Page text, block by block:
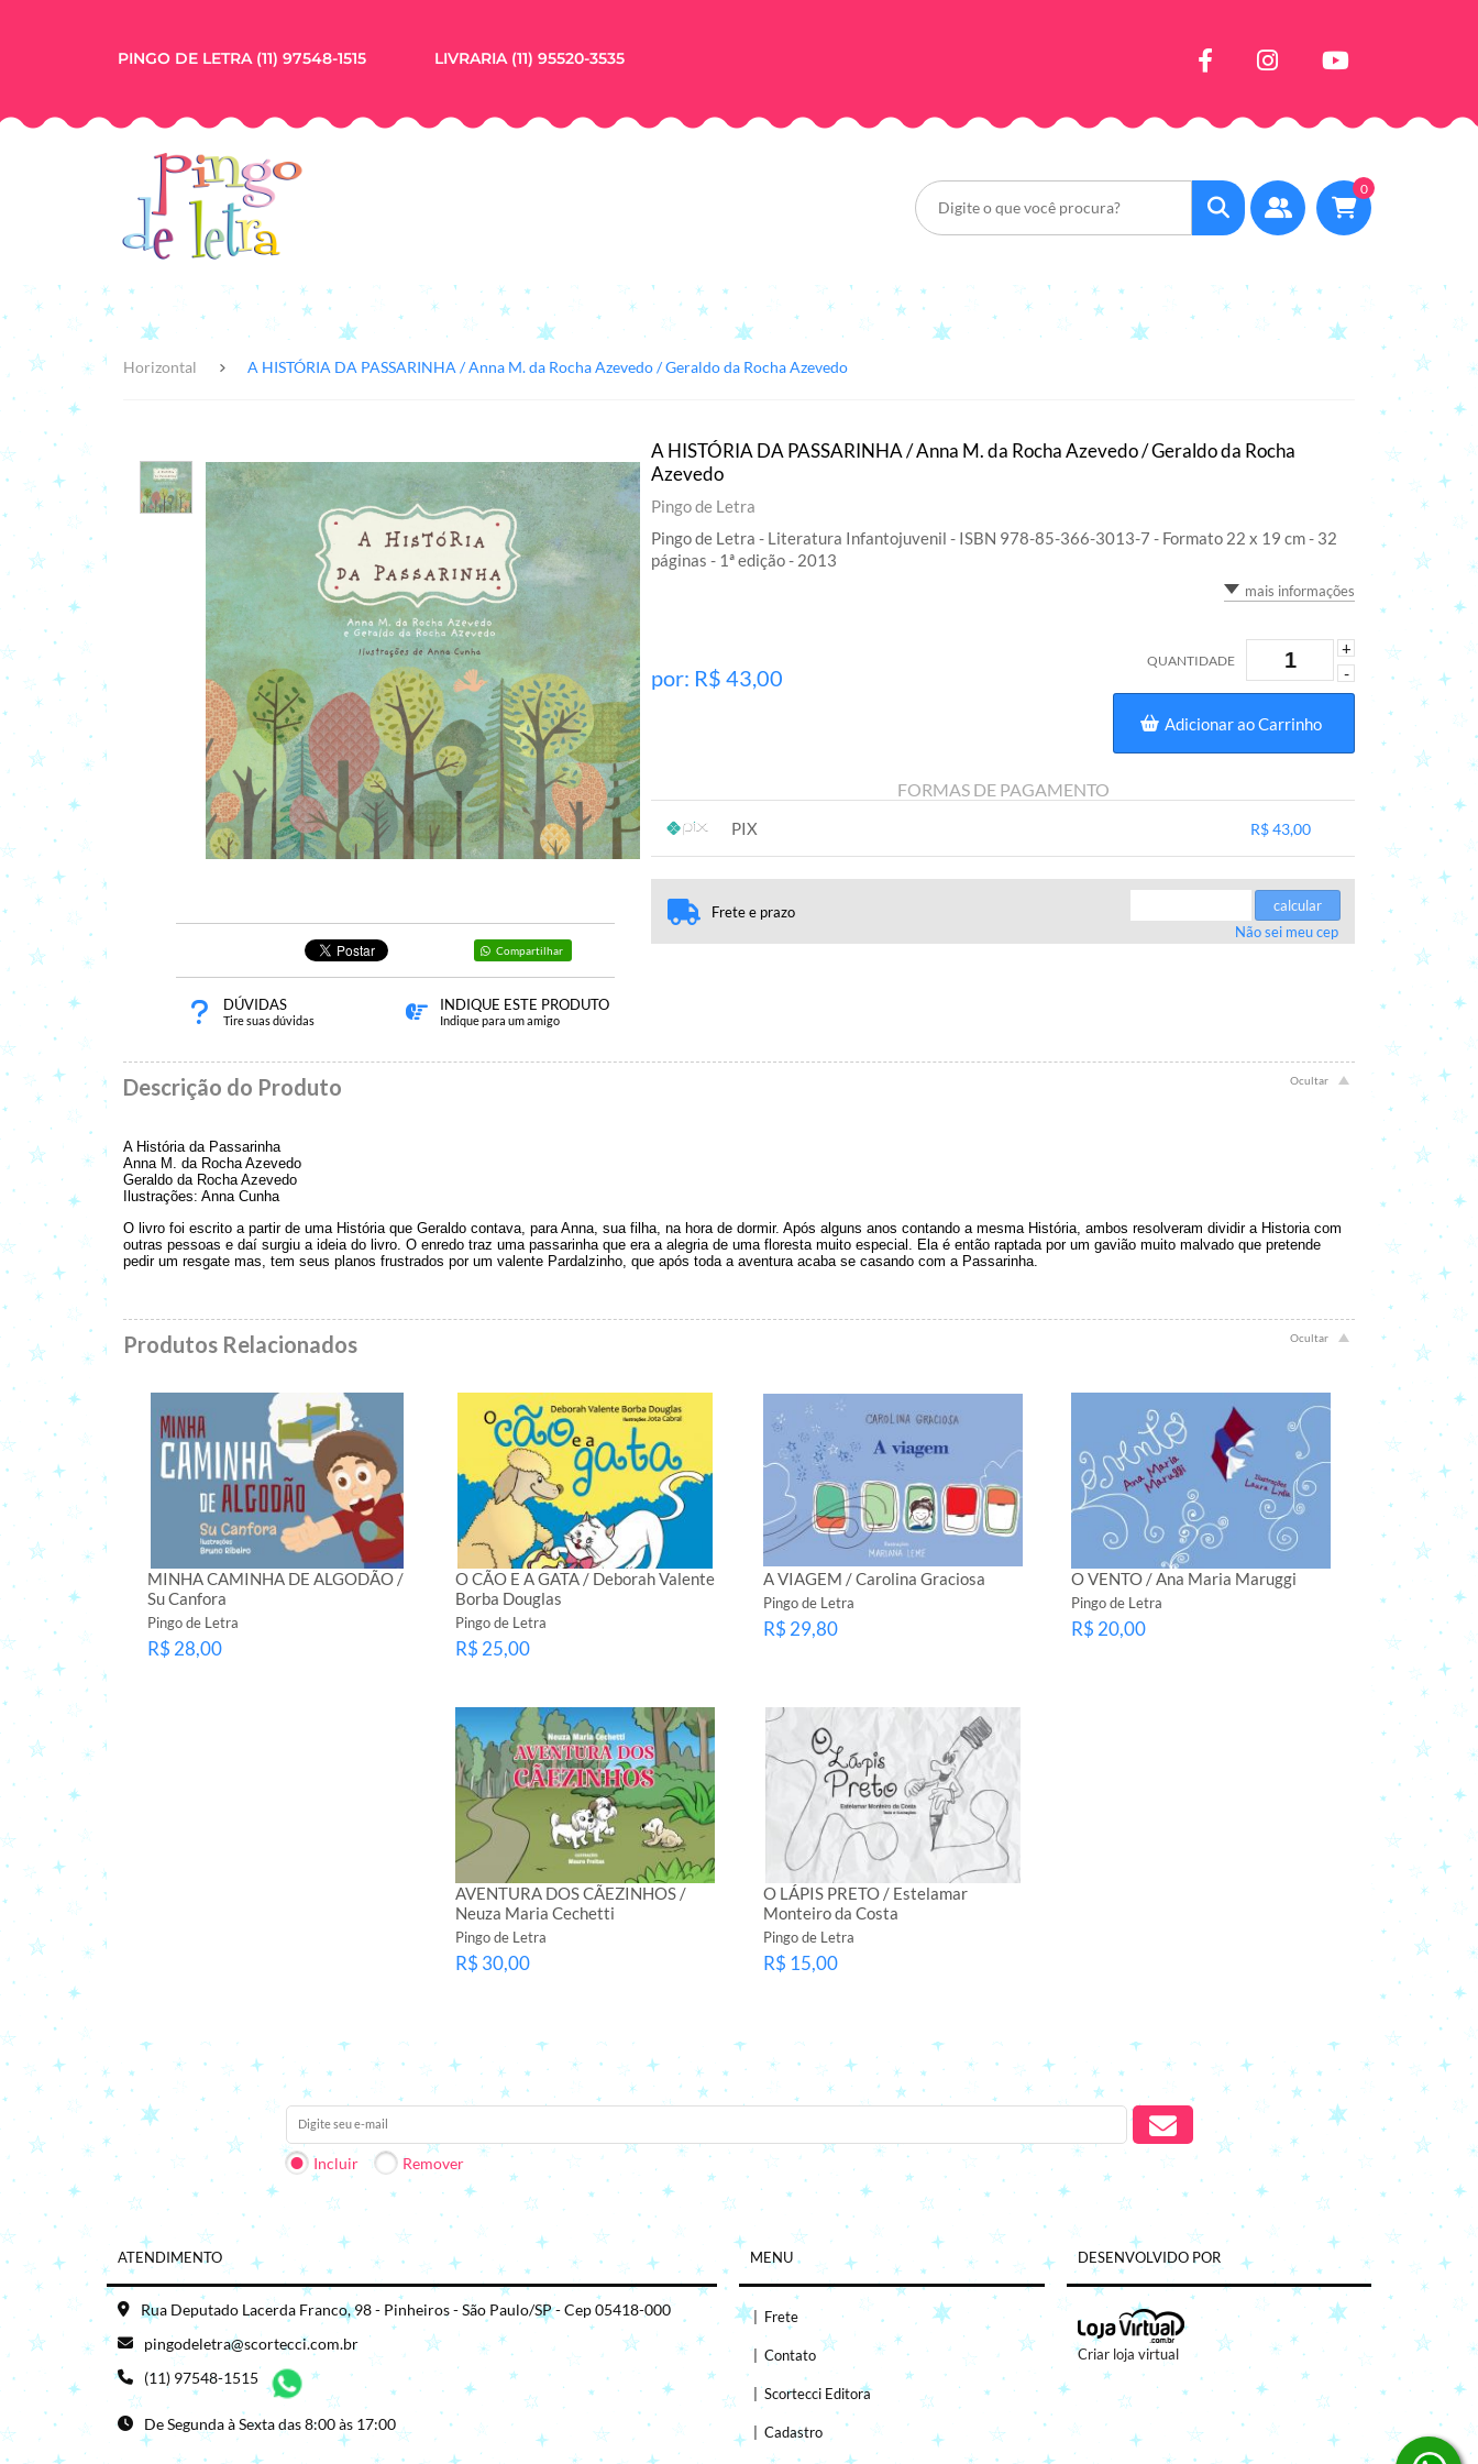
PINGO DE LETRA (11) 97548-1515 LIVRARIA (11) 95520-3535
0
Horizontal A HISTÓRIA DA PASSARINHA / Anna M. da Rocha Azevedo / Geraldo da Rocha Azevedo
Compartilhar
DÚVIDAS
Tire suas dúvidas
INDIQUE ESTE PRODUTO
Indique para um amigo
A HISTÓRIA DA PASSARINHA / Anna M. da Rocha Azevedo / Geraldo da Rocha
Azevedo
Pingo de Letra
Pingo de Letra - Literatura Infantojuvenil - ISBN 978-85-366-3013-7 - Formato 22 x 19 cm - 32
páginas - 1ª edição - 2013
mais informações
por: R$ 43,00
QUANTIDADE
+
-
Adicionar ao Carrinho
FORMAS DE PAGAMENTO
PIX R$ 43,00
... ...
Frete e prazo
calcular
Não sei meu cep
Descrição do Produto
A História da Passarinha
Anna M. da Rocha Azevedo
Geraldo da Rocha Azevedo
Ilustrações: Anna Cunha
O livro foi escrito a partir de uma História que Geraldo contava, para Anna, sua filha, na hora de dormir. Após alguns anos contando a mesma História, ambos resolveram dividir a Historia com
outras pessoas e daí surgiu a ideia do livro. O enredo traz uma passarinha que era a alegria de uma floresta muito especial. Ela é então raptada por um gavião muito malvado que pretende
pedir um resgate mas, tem seus planos frustrados por um valente Pardalzinho, que após toda a aventura acaba se casando com a Passarinha.
Produtos Relacionados
MINHA CAMINHA DE ALGODÃO /
Su Canfora
Pingo de Letra
R$ 28,00
O CÃO E A GATA / Deborah Valente
Borba Douglas
Pingo de Letra
R$ 25,00
A VIAGEM / Carolina Graciosa
Pingo de Letra
R$ 29,80
O VENTO / Ana Maria Maruggi
Pingo de Letra
R$ 20,00
AVENTURA DOS CÃEZINHOS /
Neuza Maria Cechetti
Pingo de Letra
R$ 30,00
O LÁPIS PRETO / Estelamar
Monteiro da Costa
Pingo de Letra
R$ 15,00
Receba nossas novidades em seu e-mail.
Incluir Remover
ATENDIMENTO
Rua Deputado Lacerda Franco, 98 - Pinheiros - São Paulo/SP - Cep 05418-000
pingodeletra@scortecci.com.br
(11) 97548-1515
De Segunda à Sexta das 8:00 às 17:00
MENU
Frete
Contato
Scortecci Editora
Cadastro
DESENVOLVIDO POR
Criar loja virtual